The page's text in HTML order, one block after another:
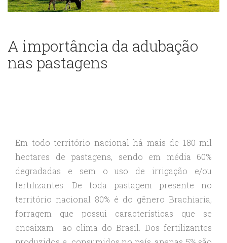
A importância da adubação
nas pastagens
Em todo território nacional há mais de 180 mil
hectares de pastagens, sendo em média 60%
degradadas e sem o uso de irrigação e/ou
fertilizantes. De toda pastagem presente no
território nacional 80% é do gênero Brachiaria,
forragem que possui características que se
encaixam ao clima do Brasil. Dos fertilizantes